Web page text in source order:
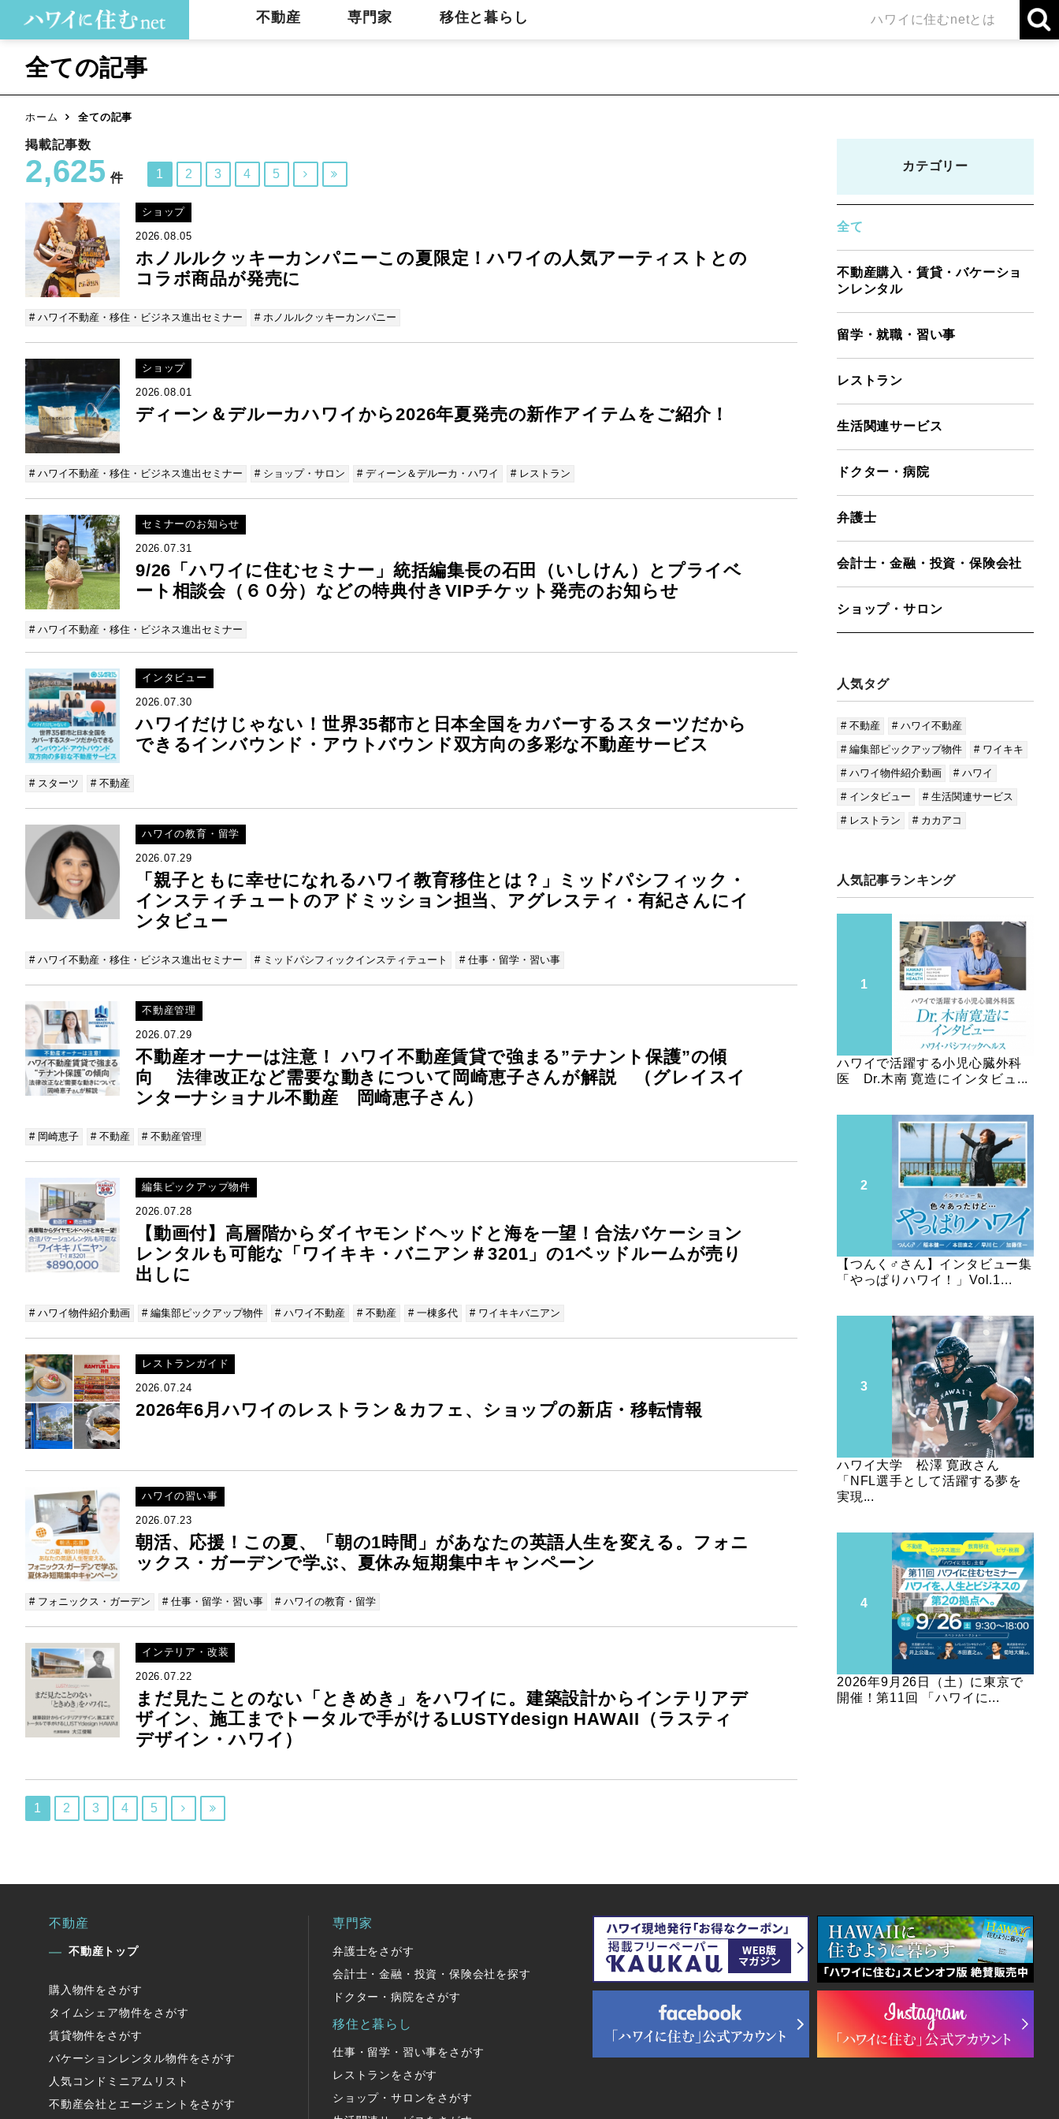
不動産 専門家 移住と暮らし ハワイに住むnetとは
全ての記事
ホーム 全ての記事
掲載記事数
2,625 件 1 2 3 4 5  
ショップ
2026.08.05
ホノルルクッキーカンパニーこの夏限定！ハワイの人気アーティストとの
コラボ商品が発売に
# ハワイ不動産・移住・ビジネス進出セミナー # ホノルルクッキーカンパニー
ショップ
2026.08.01
ディーン＆デルーカハワイから2026年夏発売の新作アイテムをご紹介！
# ハワイ不動産・移住・ビジネス進出セミナー # ショップ・サロン # ディーン＆デルーカ・ハワイ # レストラン
セミナーのお知らせ
2026.07.31
9/26「ハワイに住むセミナー」統括編集長の石田（いしけん）とプライベ
ート相談会（６０分）などの特典付きVIPチケット発売のお知らせ
# ハワイ不動産・移住・ビジネス進出セミナー
インタビュー
2026.07.30
ハワイだけじゃない！世界35都市と日本全国をカバーするスターツだから
できるインバウンド・アウトバウンド双方向の多彩な不動産サービス
# スターツ # 不動産
ハワイの教育・留学
2026.07.29
「親子ともに幸せになれるハワイ教育移住とは？」ミッドパシフィック・
インスティチュートのアドミッション担当、アグレスティ・有紀さんにイ
ンタビュー
# ハワイ不動産・移住・ビジネス進出セミナー # ミッドパシフィックインスティテュート # 仕事・留学・習い事
不動産管理
2026.07.29
不動産オーナーは注意！ ハワイ不動産賃貸で強まる”テナント保護”の傾
向 法律改正など需要な動きについて岡崎恵子さんが解説 （グレイスイ
ンターナショナル不動産 岡崎恵子さん）
# 岡崎恵子 # 不動産 # 不動産管理
編集ピックアップ物件
2026.07.28
【動画付】高層階からダイヤモンドヘッドと海を一望！合法バケーション
レンタルも可能な「ワイキキ・バニアン＃3201」の1ベッドルームが売り
出しに
# ハワイ物件紹介動画 # 編集部ピックアップ物件 # ハワイ不動産 # 不動産 # 一棟多代 # ワイキキバニアン
レストランガイド
2026.07.24
2026年6月ハワイのレストラン＆カフェ、ショップの新店・移転情報
ハワイの習い事
2026.07.23
朝活、応援！この夏、「朝の1時間」があなたの英語人生を変える。フォニ
ックス・ガーデンで学ぶ、夏休み短期集中キャンペーン
# フォニックス・ガーデン # 仕事・留学・習い事 # ハワイの教育・留学
インテリア・改装
2026.07.22
まだ見たことのない「ときめき」をハワイに。建築設計からインテリアデ
ザイン、施工までトータルで手がけるLUSTYdesign HAWAII（ラスティ
デザイン・ハワイ）
1 2 3 4 5  
カテゴリー
全て
不動産購入・賃貸・バケーショ
ンレンタル
留学・就職・習い事
レストラン
生活関連サービス
ドクター・病院
弁護士
会計士・金融・投資・保険会社
ショップ・サロン
人気タグ
# 不動産
# ハワイ不動産
# 編集部ピックアップ物件
# ワイキキ
# ハワイ物件紹介動画
# ハワイ
# インタビュー
# 生活関連サービス
# レストラン
# カカアコ
人気記事ランキング
ハワイで活躍する小児心臓外科
医 Dr.木南 寛造にインタビュ...
【つんく♂さん】インタビュー集
「やっぱりハワイ！」Vol.1...
ハワイ大学 松澤 寛政さん
「NFL選手として活躍する夢を
実現...
2026年9月26日（土）に東京で
開催！第11回 「ハワイに...
不動産
不動産トップ
購入物件をさがす
タイムシェア物件をさがす
賃貸物件をさがす
バケーションレンタル物件をさがす
人気コンドミニアムリスト
不動産会社とエージェントをさがす
専門家
弁護士をさがす
会計士・金融・投資・保険会社を探す
ドクター・病院をさがす
移住と暮らし
仕事・留学・習い事をさがす
レストランをさがす
ショップ・サロンをさがす